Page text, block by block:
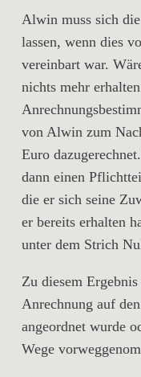
Alwin muss sich
lassen, wenn dies
vereinbart war.
nichts mehr
von Alwin zum
Euro
dann einen
die er sich seine
er bereits erhalten
unter dem Strich
Zu diesem
Anrechnung auf
angeordnet wurde
Wege